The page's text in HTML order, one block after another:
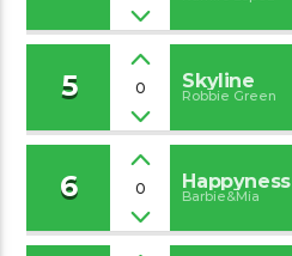
5 0 Skyline
Robbie Green
6 0 Happyness
Barbie&Mia